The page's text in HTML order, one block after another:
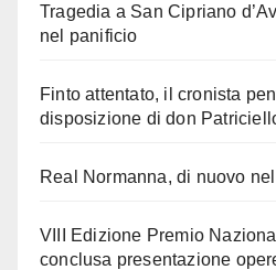
Tragedia a San Cipriano
nel panificio
Finto attentato, il cronista
disposizione di don
Real Normanna, di nuovo
VIII Edizione Premio
conclusa presentazione